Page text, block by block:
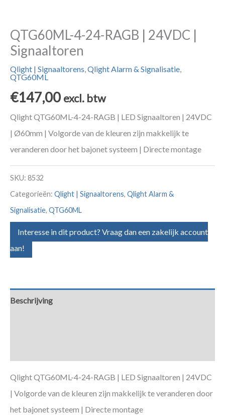
QTG60ML-4-24-RAGB | 24VDC |
Signaaltoren
Qlight | Signaaltorens,Qlight Alarm & Signalisatie,
QTG60ML
€147,00 excl. btw
Qlight QTG60ML-4-24-RAGB | LED Signaaltoren | 24VDC
| Ø60mm | Volgorde van de kleuren zijn makkelijk te
veranderen door het bajonet systeem | Directe montage
SKU: 8532
Categorieën: Qlight | Signaaltorens, Qlight Alarm &
Signalisatie, QTG60ML
Interesse in dit product? Vraag dan een zakelijk account
aan!
Beschrijving
Qlight QTG60ML-4-24-RAGB | LED Signaaltoren | 24VDC
| Volgorde van de kleuren zijn makkelijk te veranderen door
het bajonet systeem | Directe montage